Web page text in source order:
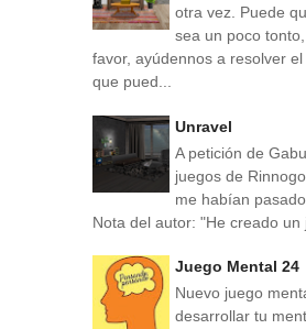
otra vez. Puede
sea un poco
favor, ayúdennos a resolver
que pued...
Unravel
A petición de
juegos de
me habían
Nota del autor: "He creado un
Juego Mental 24
Nuevo juego
desarrollar tu